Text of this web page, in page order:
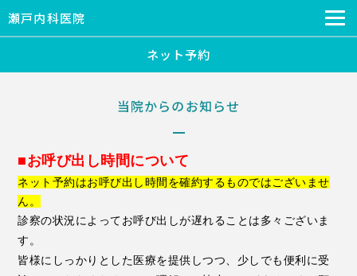
瀬戸内科医院
ネット予約
当院からのお知らせ
■お呼び出し時間について
ネット予約はお呼び出し時間を確約するものではございませ
ん。
診察の状況によってお呼び出しが遅れることは多々ございま
す。
皆様にしっかりとした医療を提供しつつ、少しでも便利に受